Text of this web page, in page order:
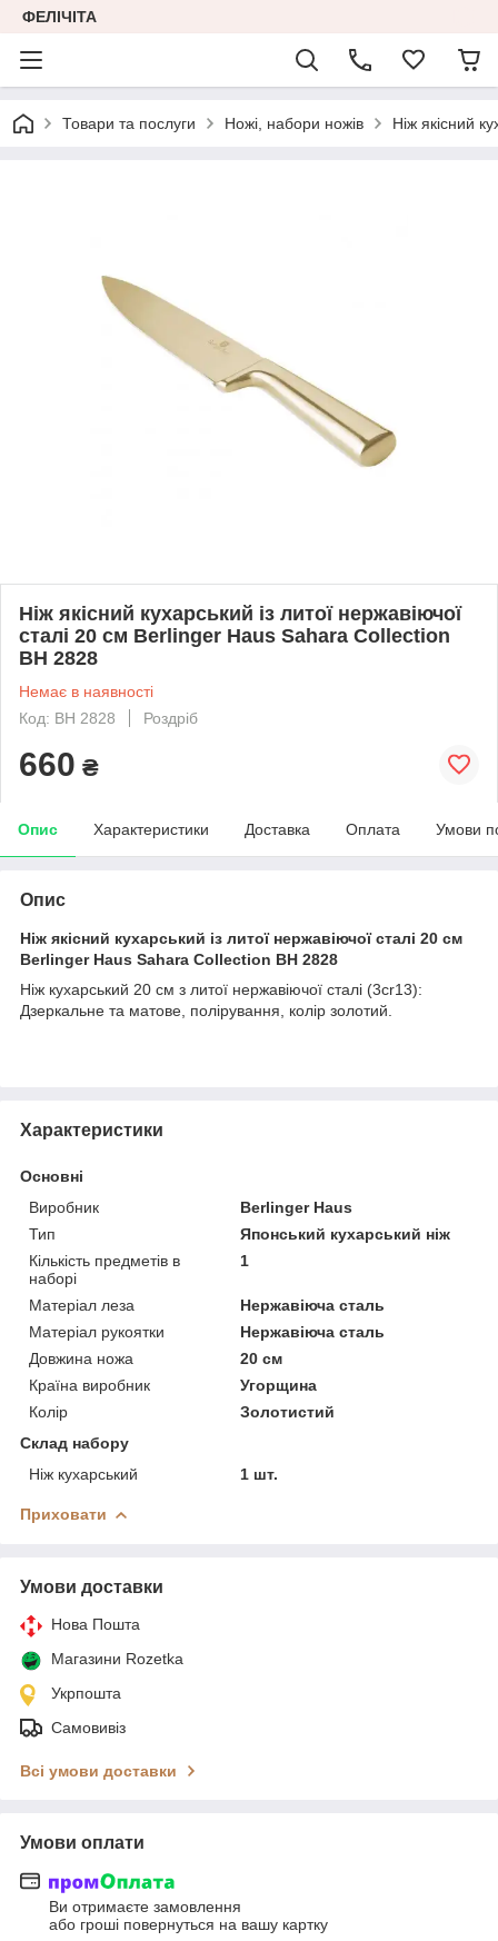
ФЕЛІЧІТА
Товари та послуги Ножі, набори ножів Ніж якісний
Ніж якісний кухарський із литої нержавіючої
сталі 20 см Berlinger Haus Sahara Collection
BH 2828
Немає в наявності
Код: BH 2828
Роздріб
660 ₴
Опис Характеристики Доставка Оплата Умови
Опис
Ніж якісний кухарський із литої нержавіючої сталі 20 см
Berlinger Haus Sahara Collection BH 2828
Ніж кухарський 20 см з литої нержавіючої сталі (3cr13):
Дзеркальне та матове, полірування, колір золотий.
Характеристики
Основні
Виробник
Berlinger Haus
Тип
Японський кухарський ніж
Кількість предметів в
наборі
1
Матеріал леза
Нержавіюча сталь
Матеріал рукоятки
Нержавіюча сталь
Довжина ножа
20 см
Країна виробник
Угорщина
Колір
Золотистий
Склад набору
Ніж кухарський
1 шт.
Приховати
Умови доставки
Нова Пошта
Магазини Rozetka
Укрпошта
Самовивіз
Всі умови доставки
Умови оплати
Ви отримаєте замовлення
або гроші повернуться на вашу картку